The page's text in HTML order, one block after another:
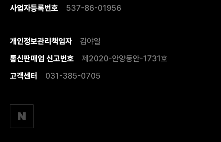
사업자등록번호
537-86-01956
개인정보관리책임자
김야일
통신판매업 신고번호
제2020-안양동안-1731호
고객센터
031-385-0705